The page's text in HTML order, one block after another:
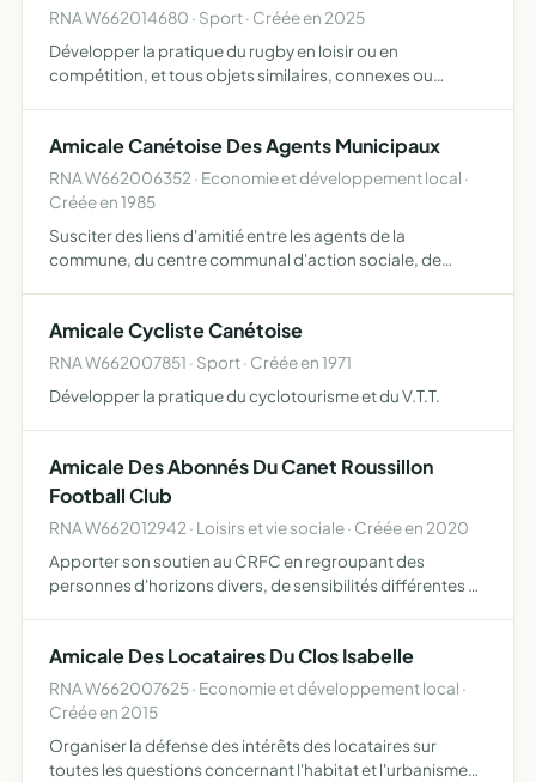
RNA W662014680 · Sport · Créée en 2025
Développer la pratique du rugby en loisir ou en
compétition, et tous objets similaires, connexes ou
Amicale Canétoise Des Agents Municipaux
RNA W662006352 · Economie et développement local ·
Créée en 1985
Susciter des liens d'amitié entre les agents de la
commune, du centre communal d'action sociale, de
Amicale Cycliste Canétoise
RNA W662007851 · Sport · Créée en 1971
Développer la pratique du cyclotourisme et du V.T.T.
Amicale Des Abonnés Du Canet Roussillon
Football Club
RNA W662012942 · Loisirs et vie sociale · Créée en 2020
Apporter son soutien au CRFC en regroupant des
personnes d'horizons divers, de sensibilités différentes et
Amicale Des Locataires Du Clos Isabelle
RNA W662007625 · Economie et développement local ·
Créée en 2015
Organiser la défense des intérêts des locataires sur
toutes les questions concernant l'habitat et l'urbanisme